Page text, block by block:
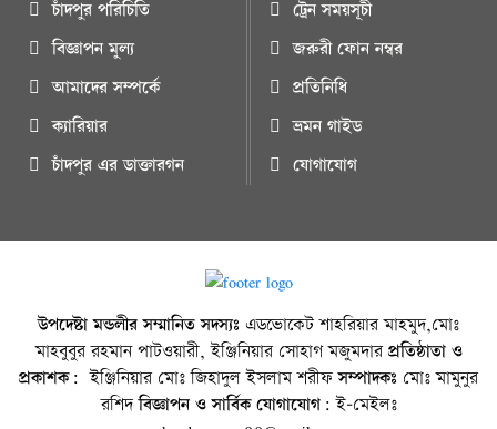
চাঁদপুর পরিচিতি
বিজ্ঞাপন মুল্য
আমাদের সম্পর্কে
ক্যারিয়ার
চাঁদপুর এর ডাক্তারগন
ট্রেন সময়সূচী
জরুরী ফোন নম্বর
প্রতিনিধি
ভ্রমন গাইড
যোগাযোগ
উপদেষ্টা মন্ডলীর সম্মানিত সদস্যঃ এডভোকেট শাহরিয়ার মাহমুদ,মোঃ
মাহবুবুর রহমান পাটওয়ারী, ইঞ্জিনিয়ার সোহাগ মজুমদারপ্রতিষ্ঠাতা ও
প্রকাশক: ইঞ্জিনিয়ার মোঃ জিহাদুল ইসলাম শরীফসম্পাদকঃ মোঃ মামুনুর
রশিদবিজ্ঞাপন ও সার্বিক যোগাযোগ: ই-মেইলঃ